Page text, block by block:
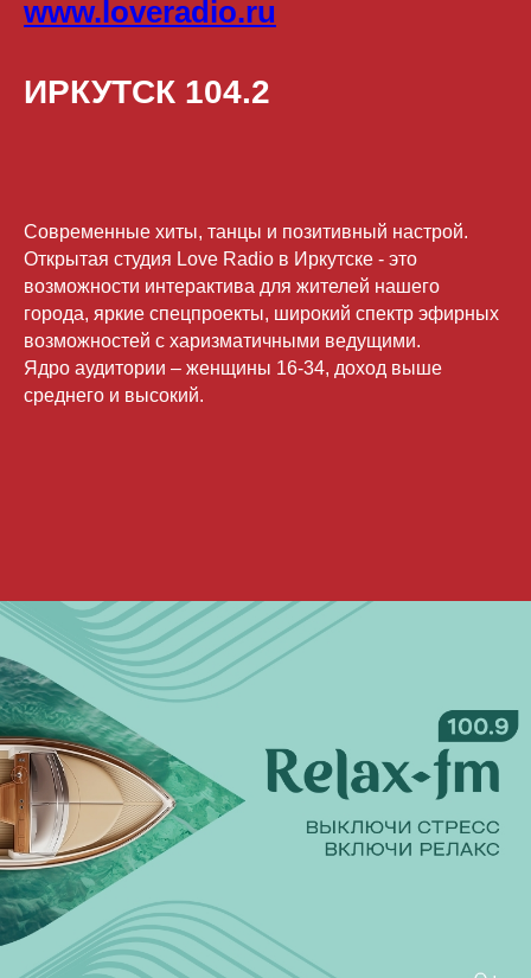
www.loveradio.ru
ИРКУТСК 104.2
Современные хиты, танцы и позитивный настрой.
Открытая студия Love Radio в Иркутске - это
возможности интерактива для жителей нашего
города, яркие спецпроекты, широкий спектр эфирных
возможностей с харизматичными ведущими.
Ядро аудитории – женщины 16-34, доход выше
среднего и высокий.